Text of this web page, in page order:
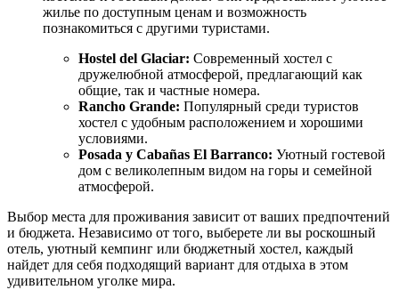
жилье по доступным ценам и возможность
познакомиться с другими туристами.
Hostel del Glaciar: Современный хостел с
дружелюбной атмосферой, предлагающий как
общие, так и частные номера.
Rancho Grande: Популярный среди туристов
хостел с удобным расположением и хорошими
условиями.
Posada y Cabañas El Barranco: Уютный гостевой
дом с великолепным видом на горы и семейной
атмосферой.
Выбор места для проживания зависит от ваших предпочтений
и бюджета. Независимо от того, выберете ли вы роскошный
отель, уютный кемпинг или бюджетный хостел, каждый
найдет для себя подходящий вариант для отдыха в этом
удивительном уголке мира.